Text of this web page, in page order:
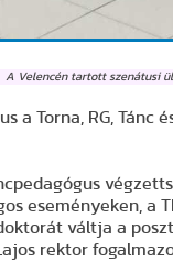
A Velencén tartott szenátusi
a Torna, RG, Tánc
eseményeken, a
váltja a
rektor